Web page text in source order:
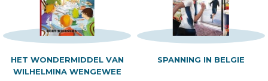
HET WONDERMIDDEL VAN
WILHELMINA WENGEWEE
SPANNING IN BELGIE